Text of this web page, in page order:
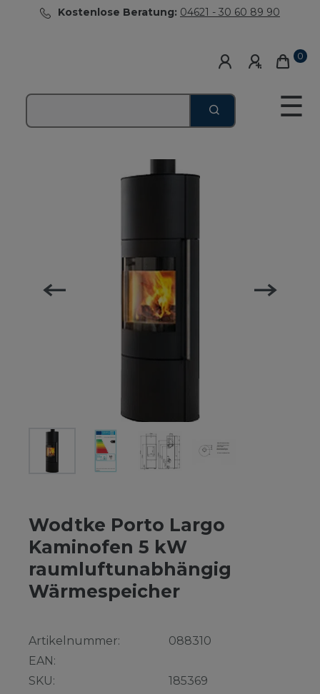
Kostenlose Beratung: 04621 - 30 60 89 90
0
☰
Wodtke Porto Largo
Kaminofen 5 kW
raumluftunabhängig
Wärmespeicher
Artikelnummer:
EAN:
SKU:
088310
185369